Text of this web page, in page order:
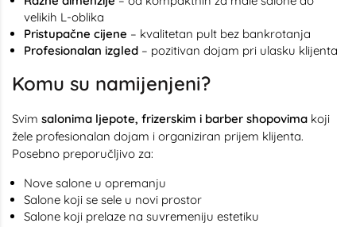
velikih L-oblika
Pristupačne cijene – kvalitetan pult bez bankrotanja
Profesionalan izgled – pozitivan dojam pri ulasku klijenta
Komu su namijenjeni?
Svim salonima ljepote, frizerskim i barber shopovima koji
žele profesionalan dojam i organiziran prijem klijenta.
Posebno preporučljivo za:
Nove salone u opremanju
Salone koji se sele u novi prostor
Salone koji prelaze na suvremeniju estetiku